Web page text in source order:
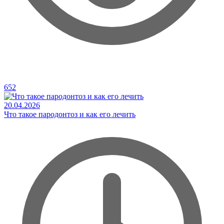
652
20.04.2026
Что такое пародонтоз и как его лечить